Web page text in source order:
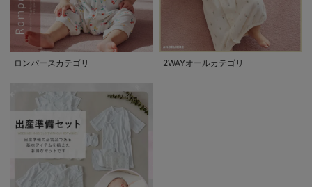
ロンパースカテゴリ 2WAYオールカテゴリ